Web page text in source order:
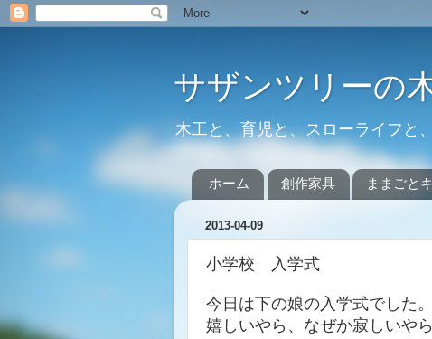
サザンツリーの
木工と、育児と、スローライフと
ホーム 創作家具 ままごと
2013-04-09
小学校 入学式
今日は下の娘の入学式でした。
嬉しいやら、なぜか寂しいやら